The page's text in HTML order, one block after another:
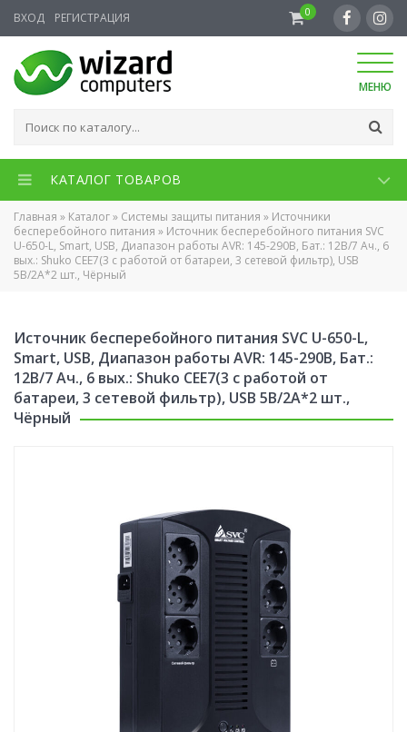
ВХОД РЕГИСТРАЦИЯ 0
МЕНЮ
КАТАЛОГ ТОВАРОВ
Главная » Каталог» Системы защиты питания » Источники
бесперебойного питания » Источник бесперебойного питания SVC
U-650-L, Smart, USB, Диапазон работы AVR: 145-290В, Бат.: 12В/7 Ач., 6
вых.: Shuko CEE7(3 с работой от батареи, 3 сетевой фильтр), USB
5В/2А*2 шт., Чёрный
Источник бесперебойного питания SVC U-650-L,
Smart, USB, Диапазон работы AVR: 145-290В, Бат.:
12В/7 Ач., 6 вых.: Shuko CEE7(3 с работой от
батареи, 3 сетевой фильтр), USB 5В/2А*2 шт.,
Чёрный